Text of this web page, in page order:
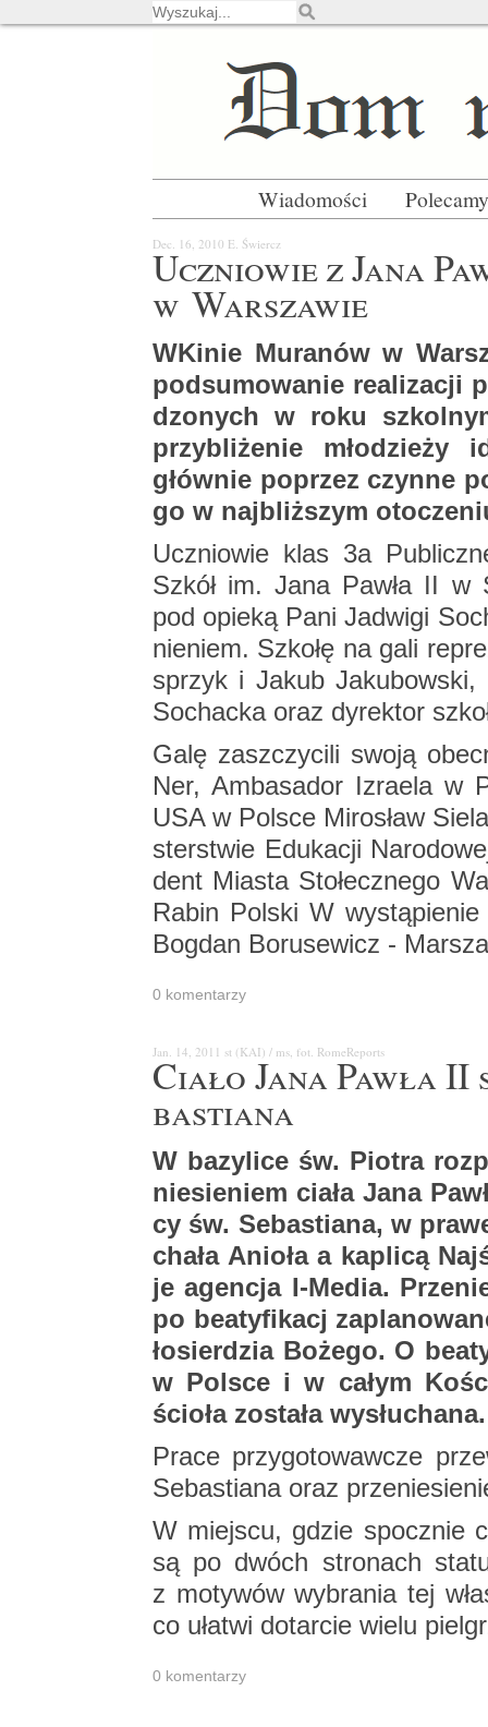
Wiadomości Polecamy
Dec. 16, 2010 E. Świercz
Ucznio­wie z Jana
w War­sza­wie
WKi­nie Mu­ra­nów w
pod­su­mo­wa­nie re­ali­za­cji
dzo­nych w roku
przy­bli­że­nie mło­dzie­ży
głów­nie po­przez czyn­ne
go w naj­bliż­szym
Ucznio­wie klas 3a
Szkół im. Jana Pawła II w
pod opie­ką Pani Ja­dwi­gi
nie­niem. Szko­łę na gali
sprzyk i Jakub
So­chac­ka oraz dy­rek­tor
Galę za­szczy­ci­li swoją
Ner, Am­ba­sa­dor Izra­ela w
USA w Pol­sce Mi­ro­sław
ster­stwie Edu­ka­cji
dent Mia­sta Sto­łecz­ne­go
Rabin Pol­ski W
Bog­dan Bo­ru­se­wicz -
0 ko­men­ta­rzy
Jan. 14, 2011 st (KAI) / ms, fot. Ro­me­Re­ports
Ciało Jana Pawła
ba­stia­na
W ba­zy­li­ce św. Pio­tra
nie­sie­niem ciała Jana
cy św. Se­ba­stia­na, w
cha­ła Anio­ła a ka­pli­cą
je agen­cja I-Me­dia.
po be­aty­fi­kacj
ło­sier­dzia Bo­że­go. O
w Pol­sce i w całym
ścio­ła zo­sta­ła wy­słu­cha­na.
Prace przy­go­to­waw­cze
Se­ba­stia­na oraz
W miej­scu, gdzie spo­cznie
są po dwóch stro­nach
z mo­ty­wów wy­bra­nia tej
co uła­twi do­tar­cie wielu
0 ko­men­ta­rzy